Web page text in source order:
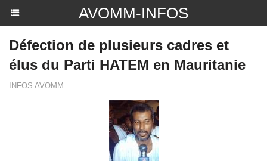
AVOMM-INFOS
Défection de plusieurs cadres et
élus du Parti HATEM en Mauritanie
INFOS AVOMM